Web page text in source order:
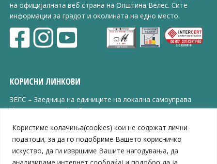
Користиме колачиња(cookies) кои не содржат лични
податоци, за да го подобриме Вашето корисничко
искуство, да ги извршиме Вашите нагодувања, да
анализираме интернет сообраќај и подобро да ја
на официјалната веб страна на Општина Велес. Сите
информации за градот и околината на едно место.
КОРИСНИ ЛИНКОВИ
ЗЕЛС – Заедница на единиците на локална самоуправа
Центар за развој на Вардарски плански регион
ЈПССО „Парк – спорт и паркинзи“
ЛБ „Гоце Делчев“
ЛУ „Народен Музеј“